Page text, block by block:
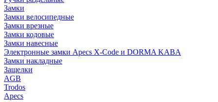
Замки
Замки велосипедные
Замки врезные
Замки кодовые
Замки навесные
Электронные замки Apecs X-Code и DORMA KABA
Замки накладные
Защелки
AGB
Trodos
Apecs